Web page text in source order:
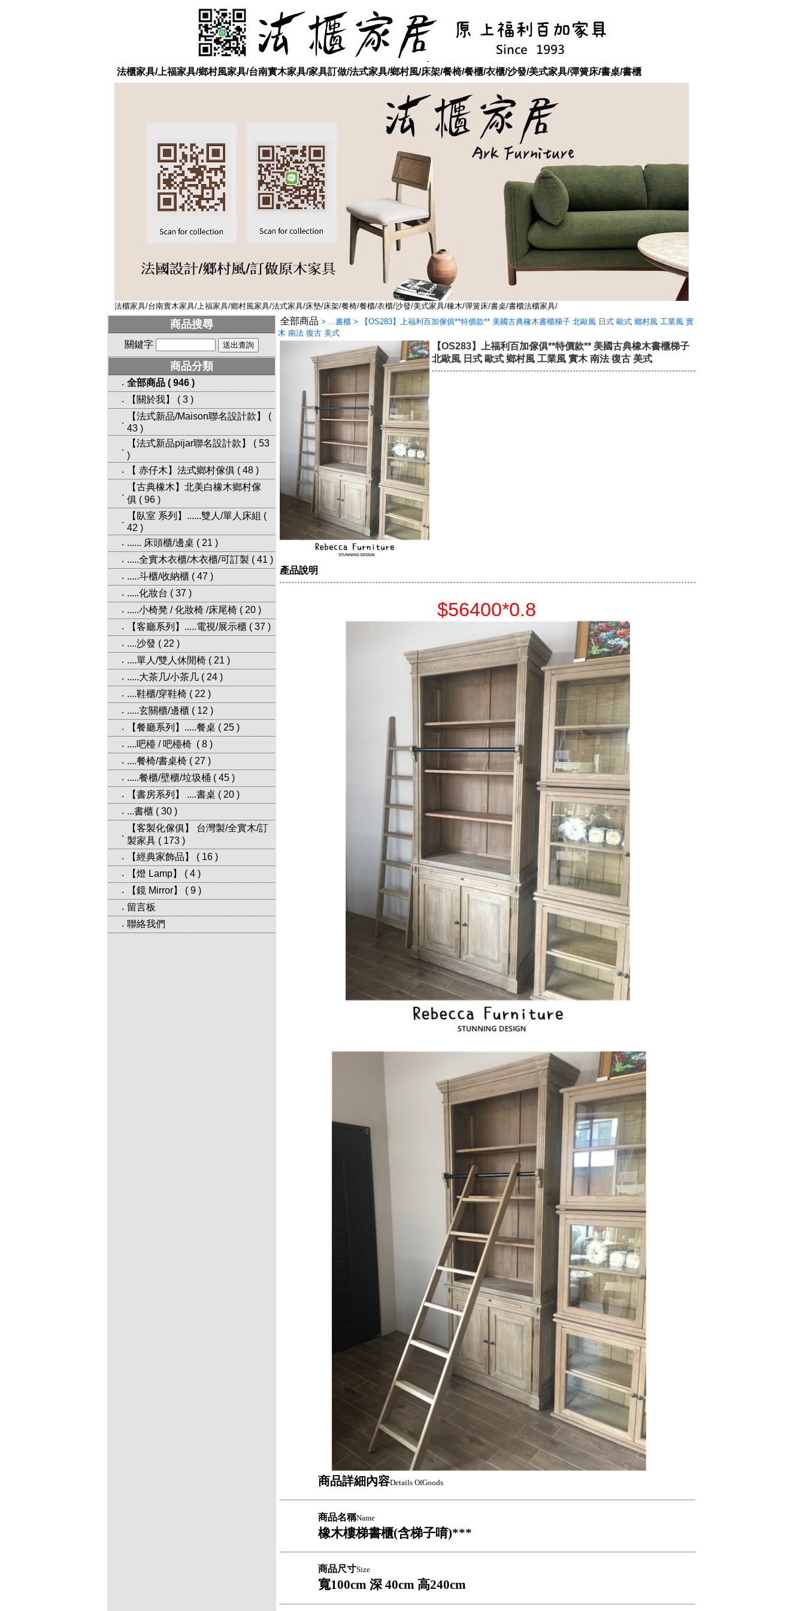
法櫃家具/上福家具/鄉村風家具/台南實木家具/家具訂做/法式家具/鄉村風/床架/餐椅/餐櫃/衣櫃/沙發/美式家具/彈簧床/書桌/書櫃
法櫃家具/台南實木家具/上福家具/鄉村風家具/法式家具/床墊/床架/餐椅/餐櫃/衣櫃/沙發/美式家具/橡木/彈簧床/書桌/書櫃法櫃家具/
商品搜尋
關鍵字
商品分類
‧ 全部商品 ( 946 )
‧
【關於我】 ( 3 )
‧
【法式新品/Maison聯名設計款】
(
43 )
‧
【法式新品pijar聯名設計款】 ( 53
)
‧
【 赤仔木】法式鄉村傢俱 ( 48 )
‧
【古典橡木】北美白橡木鄉村傢
俱 ( 96 )
‧
【臥室 系列】......雙人/單人床組 (
42 )
‧ ...... 床頭櫃/邊桌 ( 21 )
‧ .....全實木衣櫃/木衣櫃/可訂製 ( 41 )
‧ .....斗櫃/收納櫃 ( 47 )
‧ .....化妝台 ( 37 )
‧ .....小椅凳 / 化妝椅 /床尾椅 ( 20 )
‧
【客廳系列】.....電視/展示櫃 ( 37 )
‧ ....沙發 ( 22 )
‧ ....單人/雙人休閒椅 ( 21 )
‧ .....大茶几/小茶几 ( 24 )
‧ ....鞋櫃/穿鞋椅 ( 22 )
‧ .....玄關櫃/邊櫃 ( 12 )
‧
【餐廳系列】.....餐桌 ( 25 )
‧ ....吧檯 / 吧檯椅 ( 8 )
‧ ....餐椅/書桌椅 ( 27 )
‧ .....餐櫃/壁櫃/垃圾桶 ( 45 )
‧
【書房系列】 ....書桌 ( 20 )
‧ ...書櫃 ( 30 )
‧
【客製化傢俱】 台灣製/全實木/訂
製家具 ( 173 )
‧
【經典家飾品】 ( 16 )
‧
【燈 Lamp】 ( 4 )
‧
【鏡 Mirror】 ( 9 )
‧ 留言板
‧ 聯絡我們
全部商品 > ...書櫃 >
【OS283】上福利百加傢俱**特價款** 美國古典橡木書櫃梯子 北歐風 日式 歐式 鄉村風 工業風 實
木 南法 復古 美式
【OS283】上福利百加傢俱**特價款** 美國古典橡木書櫃梯子
北歐風 日式 歐式 鄉村風 工業風 實木 南法 復古 美式
產品說明
$56400*0.8
商品詳細內容Details OfGoods
商品名稱Name
橡木樓梯書櫃(含梯子唷)***
商品尺寸Size
寬100cm 深40cm 高240cm